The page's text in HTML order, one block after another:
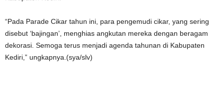
“Pada Parade Cikar tahun ini, para pengemudi cikar, yang sering
disebut ‘bajingan’, menghias angkutan mereka dengan beragam
dekorasi. Semoga terus menjadi agenda tahunan di Kabupaten
Kediri,” ungkapnya.(sya/slv)